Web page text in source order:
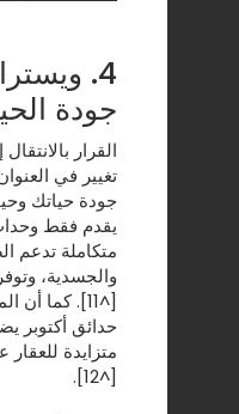
4.
جودة
القرار
تغيير في
جودة حياتك
يقدم فقط
متكاملة تدعم
والجسدية،
[^11]. كما أن
حدائق أكتوبر
متزايدة
[^12].